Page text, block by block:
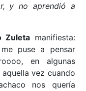
y no aprendió a
Zuleta manifiesta:
puse a pensar
en algunas
vez cuando
nos quería